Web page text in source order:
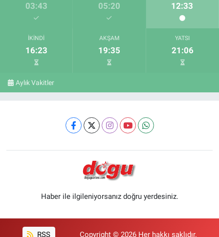
03:43 05:20 12:33
İKINDI
16:23
AKŞAM
19:35
YATSI
21:06
Aylık Vakitler
Haber ile ilgileniyorsanız doğru yerdesiniz.
RSS Copyright © 2026 Her hakkı saklıdır.